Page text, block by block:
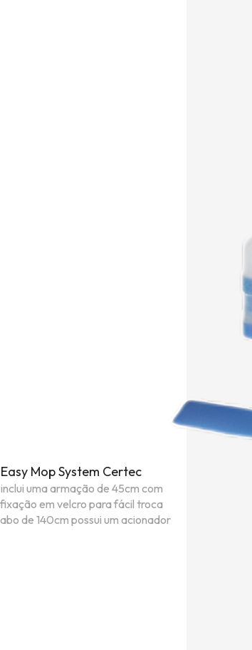
Mop System Certec
uma armação de 45cm com
em velcro para fácil troca
de 140cm possui um acionador